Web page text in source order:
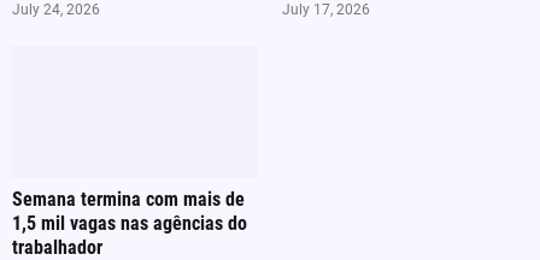
July 24, 2026 July 17, 2026
Semana termina com mais de
1,5 mil vagas nas agências do
trabalhador